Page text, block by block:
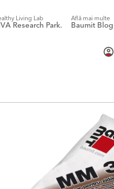
Living Lab
Research Park.
Află mai multe
Baumit Blog